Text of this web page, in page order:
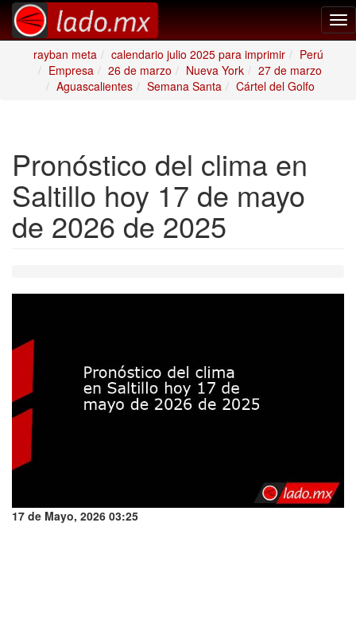
rayban meta
calendario julio 2025 para imprimir
Perú
Empresa
26 de marzo Nueva York
27 de marzo
Aguascalientes
Semana Santa Cártel del Golfo
Pronóstico del clima en
Saltillo hoy 17 de mayo
de 2026 de 2025
17 de Mayo, 2026 03:25